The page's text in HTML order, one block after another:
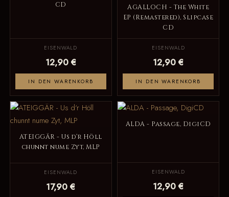
CD
EISENWALD
12,90 €
IN DEN WARENKORB
AGALLOCH - The White
EP (Remastered), Slipcase
CD
EISENWALD
12,90 €
IN DEN WARENKORB
ATEIGGÄR - Us d‘r Höll
chunnt nume Zyt, MLP
EISENWALD
17,90 €
ALDA - Passage, DigiCD
EISENWALD
12,90 €